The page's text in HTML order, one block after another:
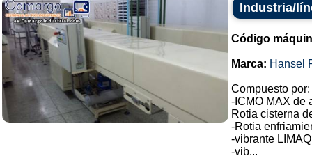
Industria/
Código
Marca: Hansel
Compuesto por:
-ICMO MAX de
Rotia cisterna
-Rotia
-vibrante
-vib...